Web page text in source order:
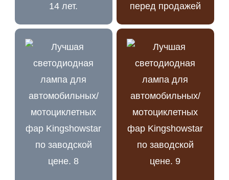
14 лет.
перед продажей